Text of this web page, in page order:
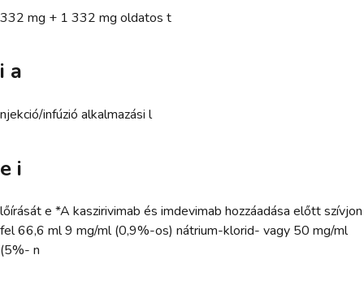
332 mg + 1 332 mg oldatos t
i a
njekció/infúzió alkalmazási l
e i
lőírását e *A kaszirivimab és imdevimab hozzáadása előtt szívjon
fel 66,6 ml 9 mg/ml (0,9%-os) nátrium-klorid- vagy 50 mg/ml
(5%- n